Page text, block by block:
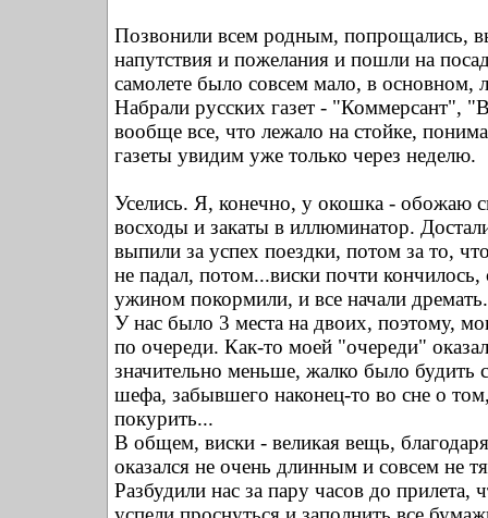
Позвонили всем родным, попрощались,
напутствия и пожелания и пошли на
самолете было совсем мало, в основном,
Набрали русских газет - "Коммерсант",
вообще все, что лежало на стойке,
газеты увидим уже только через неделю.
Уселись. Я, конечно, у окошка - обожаю
восходы и закаты в иллюминатор.
выпили за успех поездки, потом за то,
не падал, потом...виски почти кончилось,
ужином покормили, и все начали дремать.
У нас было 3 места на двоих, поэтому,
по очереди. Как-то моей "очереди"
значительно меньше, жалко было будить
шефа, забывшего наконец-то во сне о
покурить...
В общем, виски - великая вещь,
оказался не очень длинным и совсем не
Разбудили нас за пару часов до прилета,